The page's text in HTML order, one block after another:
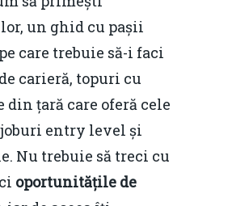
un ghid cu pașii
care trebuie să-i faci
carieră, topuri cu
țară care oferă cele
entry level și
Nu trebuie să treci cu
oportunitățile de